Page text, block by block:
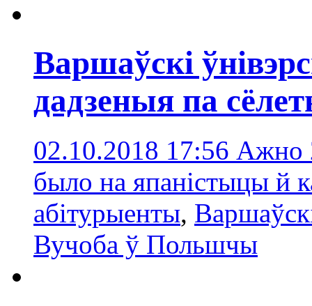
Варшаўскі
дадзеныя па
02.10.2018 17:56 Ажно
было на япаністыцы й
абітурыенты,
Вучоба ў Польшчы